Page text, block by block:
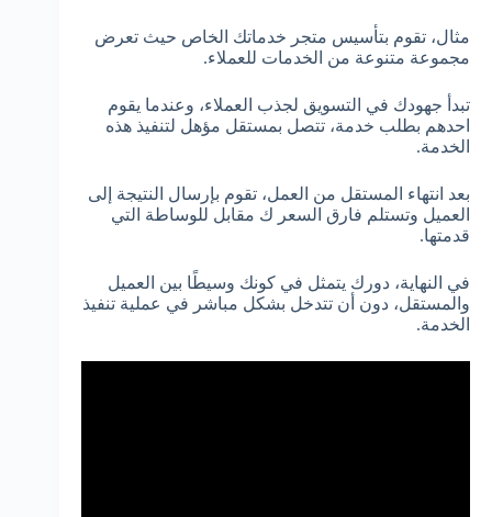
مثال، تقوم بتأسيس متجر خدماتك الخاص حيث تعرض
مجموعة متنوعة من الخدمات للعملاء.
تبدأ جهودك في التسويق لجذب العملاء، وعندما يقوم
احدهم بطلب خدمة، تتصل بمستقل مؤهل لتنفيذ هذه
الخدمة.
بعد انتهاء المستقل من العمل، تقوم بإرسال النتيجة إلى
العميل وتستلم فارق السعر ك مقابل للوساطة التي
قدمتها.
في النهاية، دورك يتمثل في كونك وسيطًا بين العميل
والمستقل، دون أن تتدخل بشكل مباشر في عملية تنفيذ
الخدمة.